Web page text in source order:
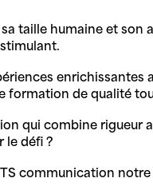
taille humaine et
formation de qualité
qui combine
le défi ?
communication